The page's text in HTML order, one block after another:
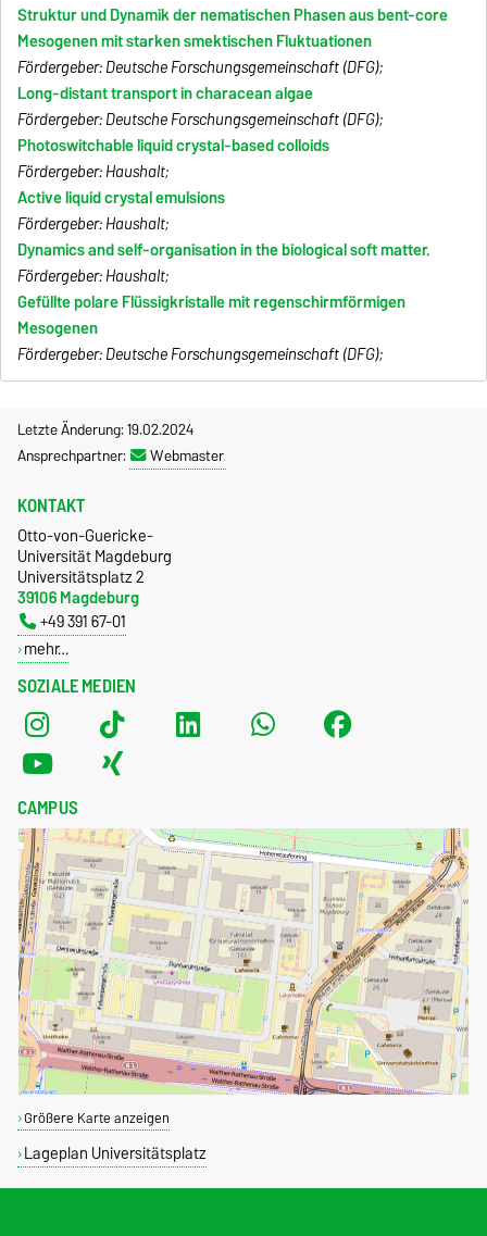
Struktur und Dynamik der nematischen Phasen aus bent-core
Mesogenen mit starken smektischen Fluktuationen
Fördergeber: Deutsche Forschungsgemeinschaft (DFG);
Long-distant transport in characean algae
Fördergeber: Deutsche Forschungsgemeinschaft (DFG);
Photoswitchable liquid crystal-based colloids
Fördergeber: Haushalt;
Active liquid crystal emulsions
Fördergeber: Haushalt;
Dynamics and self-organisation in the biological soft matter.
Fördergeber: Haushalt;
Gefüllte polare Flüssigkristalle mit regenschirmförmigen
Mesogenen
Fördergeber: Deutsche Forschungsgemeinschaft (DFG);
Letzte Änderung: 19.02.2024
Ansprechpartner:
Webmaster
SOZIALE MEDIEN
KONTAKT
Otto-von-Guericke-
Universität Magdeburg
Universitätsplatz 2
39106 Magdeburg
+49 391 67-01
mehr…
CAMPUS
Größere Karte anzeigen
Lageplan Universitätsplatz